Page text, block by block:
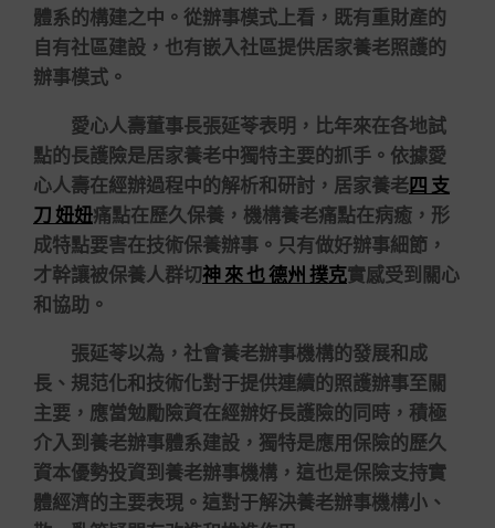
體系的構建之中。從辦事模式上看，既有重財產的
自有社區建設，也有嵌入社區提供居家養老照護的
辦事模式。
愛心人壽董事長張延苓表明，比年來在各地試
點的長護險是居家養老中獨特主要的抓手。依據愛
心人壽在經辦過程中的解析和研討，居家養老四 支
刀 妞妞痛點在歷久保養，機構養老痛點在病癒，形
成特點要害在技術保養辦事。只有做好辦事細節，
才幹讓被保養人群切神 來 也 德州 撲克實感受到關心
和協助。
張延苓以為，社會養老辦事機構的發展和成
長、規范化和技術化對于提供連續的照護辦事至關
主要，應當勉勵險資在經辦好長護險的同時，積極
介入到養老辦事體系建設，獨特是應用保險的歷久
資本優勢投資到養老辦事機構，這也是保險支持實
體經濟的主要表現。這對于解決養老辦事機構小、